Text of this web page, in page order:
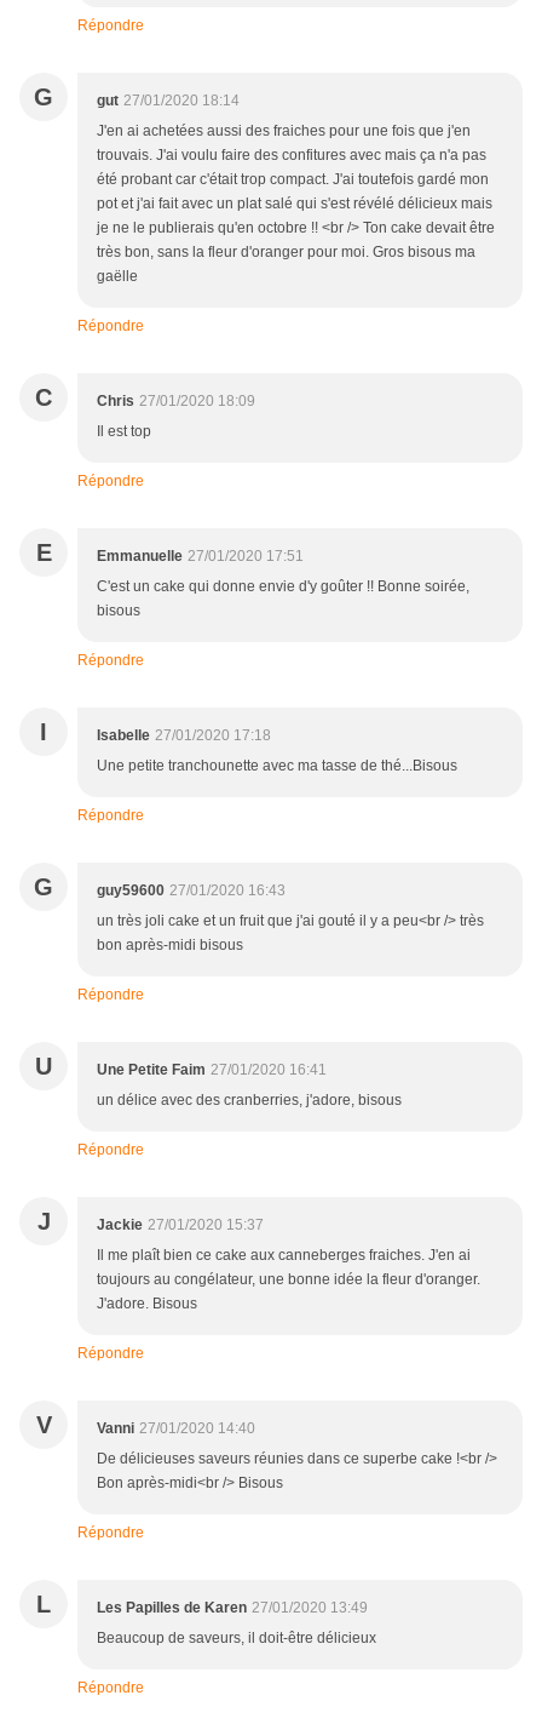
Répondre
G gut 27/01/2020 18:14
J'en ai achetées aussi des fraiches pour une fois que j'en
trouvais. J'ai voulu faire des confitures avec mais ça n'a pas
été probant car c'était trop compact. J'ai toutefois gardé mon
pot et j'ai fait avec un plat salé qui s'est révélé délicieux mais
je ne le publierais qu'en octobre !! <br /> Ton cake devait être
très bon, sans la fleur d'oranger pour moi. Gros bisous ma
gaëlle
Répondre
C Chris 27/01/2020 18:09
Il est top
Répondre
E Emmanuelle 27/01/2020 17:51
C'est un cake qui donne envie d'y goûter !! Bonne soirée,
bisous
Répondre
I Isabelle 27/01/2020 17:18
Une petite tranchounette avec ma tasse de thé...Bisous
Répondre
G guy59600 27/01/2020 16:43
un très joli cake et un fruit que j'ai gouté il y a peu<br /> très
bon après-midi bisous
Répondre
U Une Petite Faim 27/01/2020 16:41
un délice avec des cranberries, j'adore, bisous
Répondre
J Jackie 27/01/2020 15:37
Il me plaît bien ce cake aux canneberges fraiches. J'en ai
toujours au congélateur, une bonne idée la fleur d'oranger.
J'adore. Bisous
Répondre
V Vanni 27/01/2020 14:40
De délicieuses saveurs réunies dans ce superbe cake !<br />
Bon après-midi<br /> Bisous
Répondre
L Les Papilles de Karen 27/01/2020 13:49
Beaucoup de saveurs, il doit-être délicieux
Répondre